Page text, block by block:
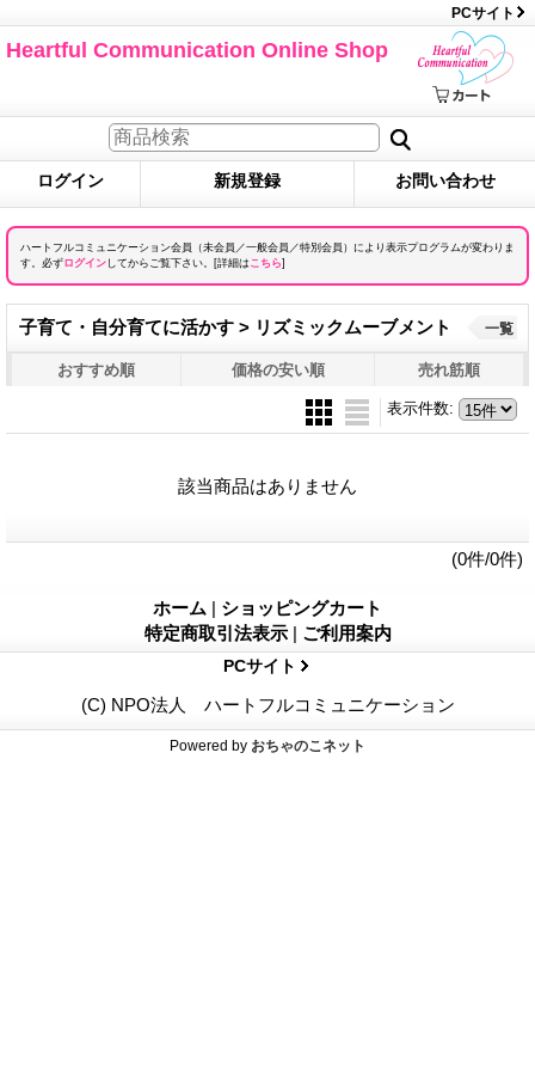
PCサイト
Heartful Communication Online Shop
ログイン 新規登録 お問い合わせ
ハートフルコミュニケーション会員（未会員／一般会員／特別会員）により表示プログラムが変わりま
す。必ずログイン してからご覧下さい。[詳細は こちら]
子育て・自分育てに活かす > リズミックムーブメント 一覧
おすすめ順 価格の安い順 売れ筋順
表示件数:
該当商品はありません
(0件/0件)
ホーム | ショッピングカート
特定商取引法表示 | ご利用案内
PCサイト
(C) NPO法人 ハートフルコミュニケーション
Powered by おちゃのこネット